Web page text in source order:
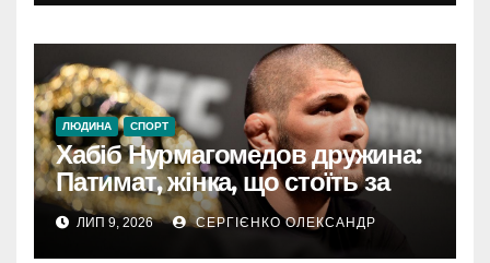
ЛЮДИНА СПОРТ
Хабіб Нурмагомедов дружина:
Патимат, жінка, що стоїть за
успіхом легенди UFC
ЛИП 9, 2026 СЕРГІЄНКО ОЛЕКСАНДР